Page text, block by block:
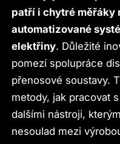
patří i chytré měřáky
automatizované
elektřiny. Důležité
pomezí spolupráce
přenosové soustavy.
metody, jak pracovat
dalšími nástroji,
nesoulad mezi